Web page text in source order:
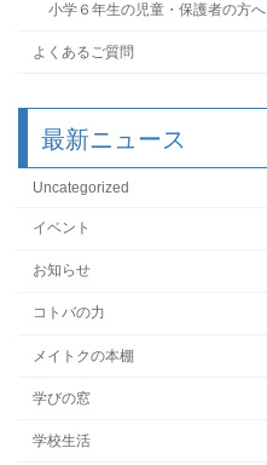
小学６年生の児童・保護者の方へ
よくあるご質問
最新ニュース
Uncategorized
イベント
お知らせ
コトバの力
メイトクの本棚
学びの窓
学校生活